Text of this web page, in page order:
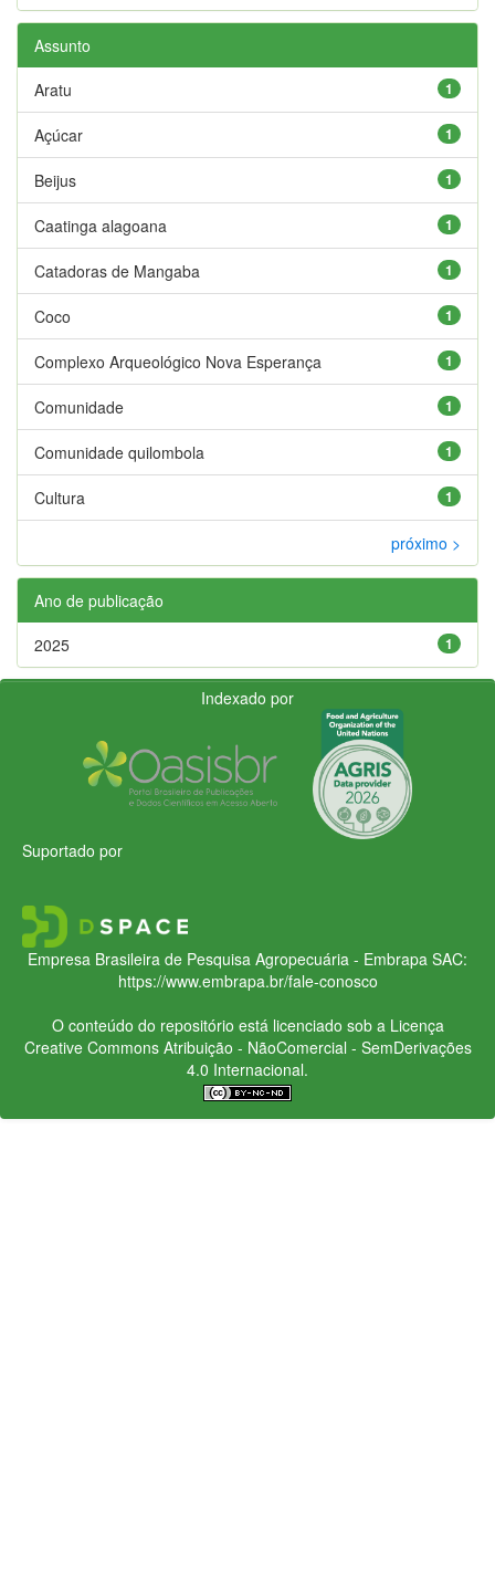
Assunto
1
Aratu
1
Açúcar
1
Beijus
1
Caatinga alagoana
1
Catadoras de Mangaba
1
Coco
1
Complexo Arqueológico Nova Esperança
1
Comunidade
1
Comunidade quilombola
1
Cultura
próximo >
Ano de publicação
1
2025
Indexado por
Suportado por
Empresa Brasileira de Pesquisa Agropecuária - Embrapa SAC:
https://www.embrapa.br/fale-conosco
O conteúdo do repositório está licenciado sob a Licença
Creative CommonsAtribuição - NãoComercial - SemDerivações
4.0 Internacional.